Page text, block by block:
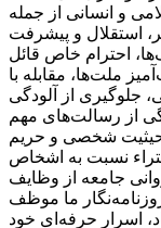
و انسانی از جمله
استقلال و پیشرفت
احترام خاص قائل
ملت‌ها، مقابله با
جلوگیری از آلودگی
از رسالت‌های مهم
۱۱- احترام به حیثیت شخصی و حریم
نسبت به اشخاص
جامعه از وظایف
ما محسوب می‌شود. ۱۲- روزنامه‌نگار ما موظف
اسرار حرفه‌ای خود